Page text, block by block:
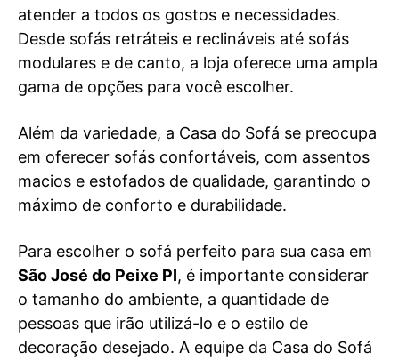
atender a todos os gostos e necessidades.
Desde sofás retráteis e reclináveis até sofás
modulares e de canto, a loja oferece uma ampla
gama de opções para você escolher.
Além da variedade, a Casa do Sofá se preocupa
em oferecer sofás confortáveis, com assentos
macios e estofados de qualidade, garantindo o
máximo de conforto e durabilidade.
Para escolher o sofá perfeito para sua casa em
São José do Peixe PI, é importante considerar
o tamanho do ambiente, a quantidade de
pessoas que irão utilizá-lo e o estilo de
decoração desejado. A equipe da Casa do Sofá